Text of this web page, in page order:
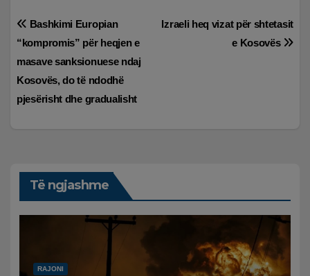
Lëvizje
te
postimet
Izraeli heq vizat për shtetasit
e Kosovës
Bashkimi Europian
“kompromis” për heqjen e
masave sanksionuese ndaj
Kosovës, do të ndodhë
pjesërisht dhe gradualisht
Të ngjashme
RAJONI